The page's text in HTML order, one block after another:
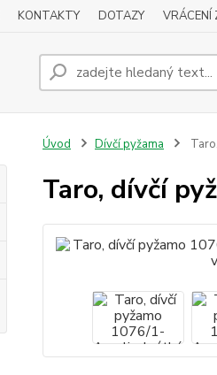
KONTAKTY DOTAZY VRÁCENÍ
Úvod Dívčí pyžama
Taro, dívčí